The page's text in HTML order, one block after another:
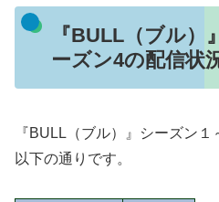
『BULL（ブル）
ーズン4の配信状
『BULL（ブル）』シーズン
以下の通りです。